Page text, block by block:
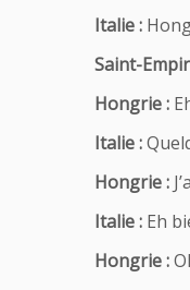
Italie :
Saint-
Hongrie :
Italie :
Hongrie :
Italie : Eh
Hongrie :